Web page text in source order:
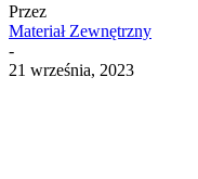
Przez
Materiał Zewnętrzny
-
21 września, 2023